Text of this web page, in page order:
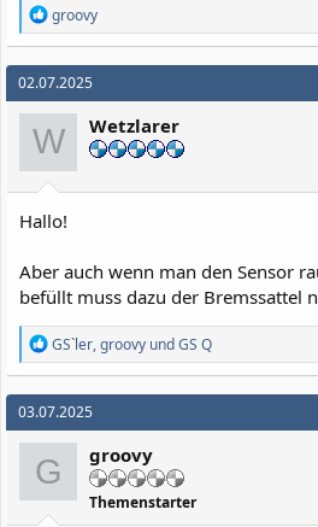
R
e
a
k
t
i
o
n
e
n
groovy
02.07.2025
W Wetzlarer
Hallo!
Aber auch wenn man den Sensor
befüllt muss dazu der Bremssattel
R
e
a
k
t
i
o
n
e
n
GS`ler,groovy undGS Q
03.07.2025
G groovy
Themenstarter